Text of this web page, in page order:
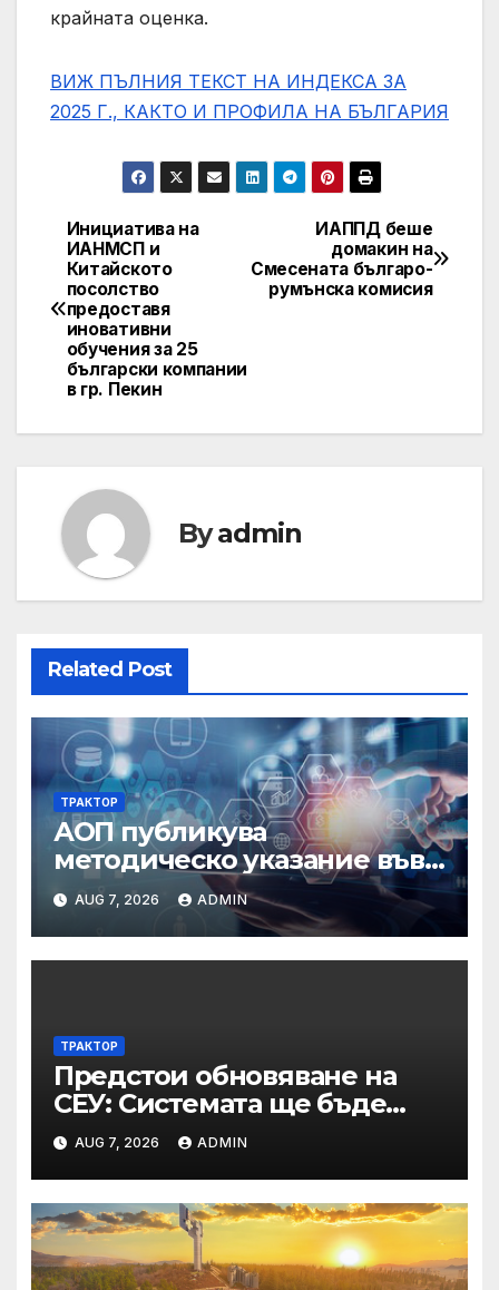
крайната оценка.
ВИЖ ПЪЛНИЯ ТЕКСТ НА ИНДЕКСА ЗА
2025 Г., КАКТО И ПРОФИЛА НА БЪЛГАРИЯ
Post
navigation
ИАППД беше
домакин на
Смесената българо-
румънска комисия
Инициатива на
ИАНМСП и
Китайското
посолство
предоставя
иновативни
обучения за 25
български компании
в гр. Пекин
Byadmin
Related Post
ТРАКТОР
АОП публикува
методическо указание във
връзка с промени в
основанията за
задължително
отстраняване на кандидати
AUG 7, 2026 ADMIN
ТРАКТОР
Предстои обновяване на
СЕУ: Системата ще бъде
временно недостъпна на 10
и 11 август 2026 г.
AUG 7, 2026 ADMIN